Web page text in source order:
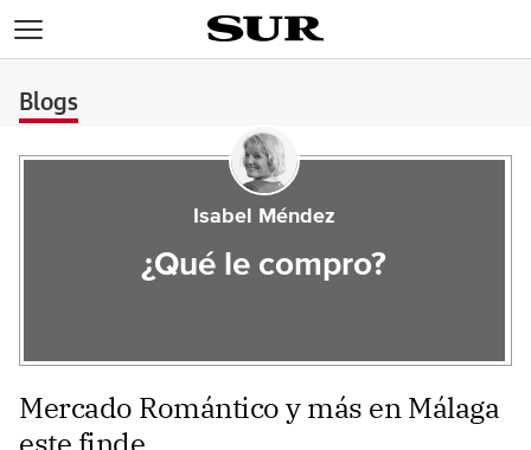
Blogs
Isabel Méndez
¿Qué le compro?
Mercado Romántico y más en Málaga